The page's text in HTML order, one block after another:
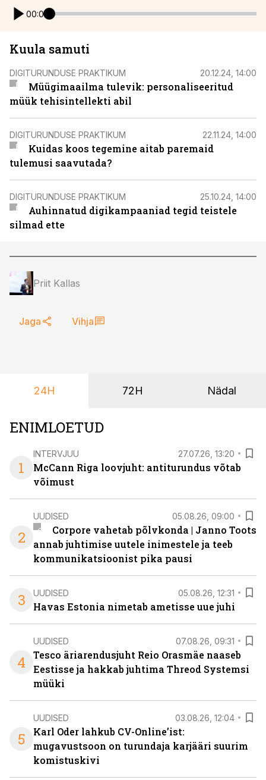
00:00
Kuula samuti
DIGITURUNDUSE PRAKTIKUM 20.12.24, 14:00
Müügimaailma tulevik: personaliseeritud
müük tehisintellekti abil
DIGITURUNDUSE PRAKTIKUM 22.11.24, 14:00
Kuidas koos tegemine aitab paremaid
tulemusi saavutada?
DIGITURUNDUSE PRAKTIKUM 25.10.24, 14:00
Auhinnatud digikampaaniad tegid teistele
silmad ette
Priit Kallas
Jaga Vihja
24H 72H Nädal
ENIMLOETUD
1
INTERVJUU 27.07.26, 13:20
McCann Riga loovjuht: antiturundus võtab
võimust
2
UUDISED 05.08.26, 09:00
Corpore vahetab põlvkonda | Janno Toots
annab juhtimise uutele inimestele ja teeb
kommunikatsioonist pika pausi
3 UUDISED 05.08.26, 12:31
Havas Estonia nimetab ametisse uue juhi
4
UUDISED 07.08.26, 09:31
Tesco äriarendusjuht Reio Orasmäe naaseb
Eestisse ja hakkab juhtima Threod Systemsi
müüki
5
UUDISED 03.08.26, 12:04
Karl Oder lahkub CV-Online’ist:
mugavustsoon on turundaja karjääri suurim
komistuskivi